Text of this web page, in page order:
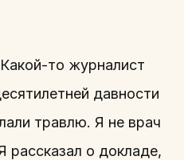
то журналист
давности
травлю. Я не врач
рассказал о докладе,